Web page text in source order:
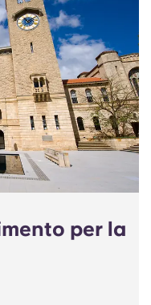
per la